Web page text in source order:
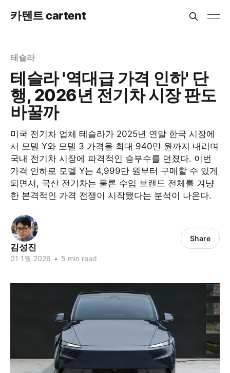
카텐트 cartent
테슬라
테슬라 '역대급 가격 인하' 단
행, 2026년 전기차 시장 판도
바꿀까
미국 전기차 업체 테슬라가 2025년 연말 한국 시장에
서 모델 Y와 모델 3 가격을 최대 940만 원까지 내리며
국내 전기차 시장에 파격적인 승부수를 던졌다. 이번
가격 인하로 모델 Y는 4,999만 원부터 구매할 수 있게
되면서, 국산 전기차는 물론 수입 브랜드 전체를 겨냥
한 본격적인 가격 전쟁이 시작됐다는 분석이 나온다.
김성진
01 1월 2026 • 5 min read
Share